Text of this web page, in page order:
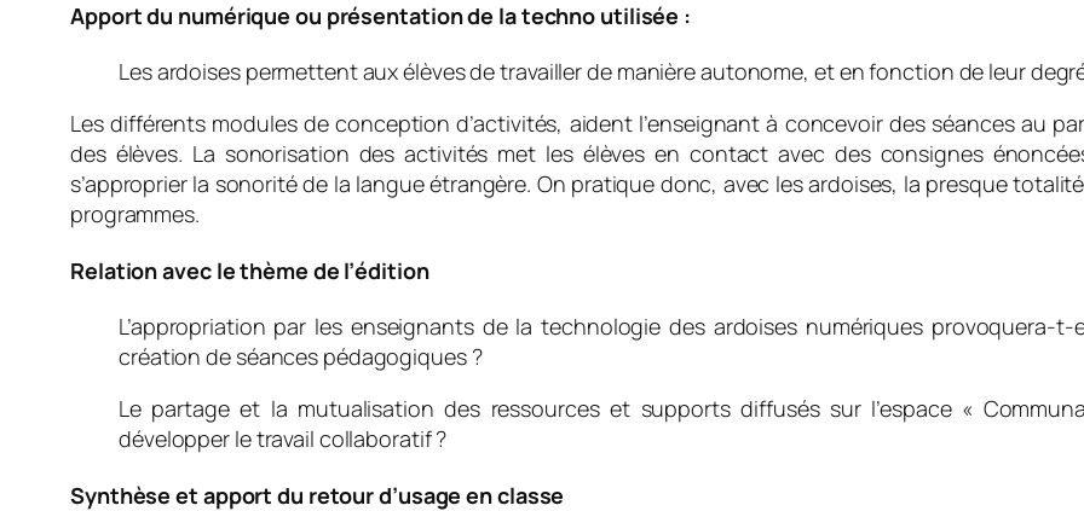
Apport du numérique ou présentation de la techno utilisée :
Les ardoises permettent aux élèves de travailler de manière autonome, et en fonction de leur
Les différents modules de conception d’activités, aident l’enseignant à concevoir des séances au
des élèves. La sonorisation des activités met les élèves en contact avec des consignes
s’approprier la sonorité de la langue étrangère. On pratique donc, avec les ardoises, la presque
programmes.
Relation avec le thème de l’édition
L’appropriation par les enseignants de la technologie des ardoises numériques provoquera-
création de séances pédagogiques ?
Le partage et la mutualisation des ressources et supports diffusés sur l’espace «
développer le travail collaboratif ?
Synthèse et apport du retour d’usage en classe